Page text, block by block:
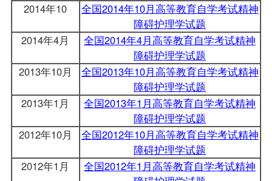
2014年10
全国2014年10月高等教育自学考试精神
障碍护理学试题
2014年4月
全国2014年4月高等教育自学考试精神
障碍护理学试题
2013年10月
全国2013年10月高等教育自学考试精神
障碍护理学试题
2013年1月
全国2013年1月高等教育自学考试精神
障碍护理学试题
2012年10月
全国2012年10月高等教育自学考试精神
障碍护理学试题
2012年1月
全国2012年1月高等教育自学考试精神